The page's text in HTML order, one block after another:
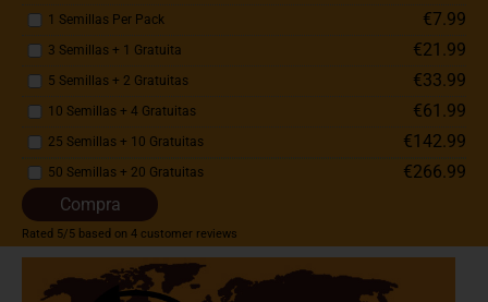
1 Semillas Per Pack €7.99
3 Semillas + 1 Gratuita €21.99
5 Semillas + 2 Gratuitas €33.99
10 Semillas + 4 Gratuitas €61.99
25 Semillas + 10 Gratuitas €142.99
50 Semillas + 20 Gratuitas
€266.99
Compra
Rated 5/5 based on 4 customer reviews